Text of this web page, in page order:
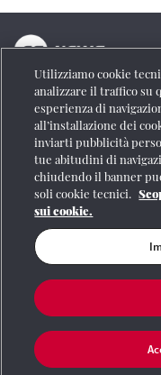
La testata online del
Social
Se vuoi contattarci o avere
Registrazione Tribunale di
| |
Iva 06359501001
Utilizziamo cookie
analizzare il traffico su
esperienza di
all’installazione dei
inviarti pubblicità
tue abitudini di
chiudendo il banner
soli cookie tecnici.
sui cookie.